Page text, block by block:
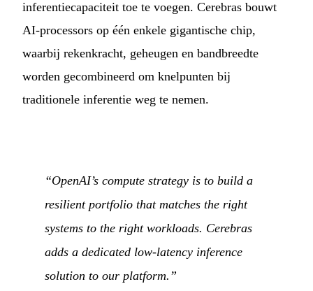
inferentiecapaciteit toe te voegen. Cerebras bouwt
AI-processors op één enkele gigantische chip,
waarbij rekenkracht, geheugen en bandbreedte
worden gecombineerd om knelpunten bij
traditionele inferentie weg te nemen.
“OpenAI’s compute strategy is to build a
resilient portfolio that matches the right
systems to the right workloads. Cerebras
adds a dedicated low-latency inference
solution to our platform.”